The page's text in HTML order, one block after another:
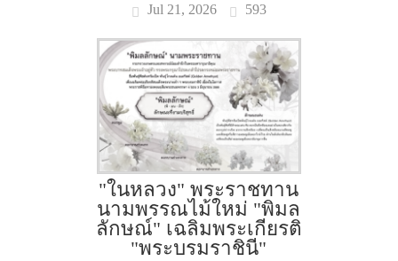
Jul 21, 2026 593
"ในหลวง" พระราชทาน
นามพรรณไม้ใหม่ "พิมล
ลักษณ์" เฉลิมพระเกียรติ
"พระบรมราชินี"